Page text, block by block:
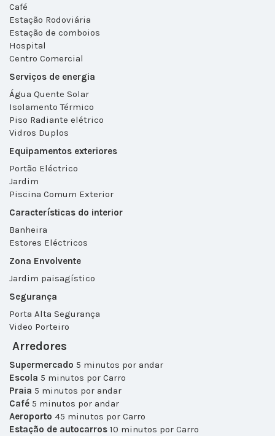
Café
Estação Rodoviária
Estação de comboios
Hospital
Centro Comercial
Serviços de energia
Água Quente Solar
Isolamento Térmico
Piso Radiante elétrico
Vidros Duplos
Equipamentos exteriores
Portão Eléctrico
Jardim
Piscina Comum Exterior
Características do interior
Banheira
Estores Eléctricos
Zona Envolvente
Jardim paisagístico
Segurança
Porta Alta Segurança
Video Porteiro
Arredores
Supermercado 5 minutos por andar
Escola 5 minutos por Carro
Praia 5 minutos por andar
Café 5 minutos por andar
Aeroporto 45 minutos por Carro
Estação de autocarros 10 minutos por Carro